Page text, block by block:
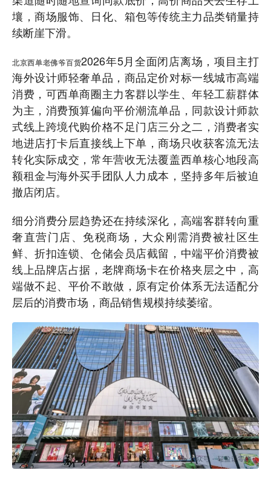
壤，商场服饰、日化、箱包等传统主力品类销量持
续断崖下滑。
北京西单老佛爷百货2026年5月全面闭店离场，项目主打
海外设计师轻奢单品，商品定价对标一线城市高端
消费，可西单商圈主力客群以学生、年轻工薪群体
为主，消费预算偏向平价潮流单品，同款设计师款
式线上跨境代购价格不足门店三分之二，消费者实
地进店打卡后直接线上下单，商场只收获客流无法
转化实际成交，常年营收无法覆盖西单核心地段高
额租金与海外买手团队人力成本，坚持多年后被迫
撤店闭店。
细分消费分层趋势还在持续深化，高端客群转向重
奢直营门店、免税商场，大众刚需消费被社区生
鲜、折扣连锁、仓储会员店截留，中端平价消费被
线上品牌店占据，老牌商场卡在价格夹层之中，高
端做不起、平价不敢做，原有定价体系无法适配分
层后的消费市场，商品销售规模持续萎缩。